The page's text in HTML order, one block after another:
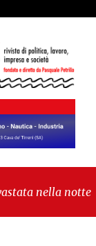
nella notte la